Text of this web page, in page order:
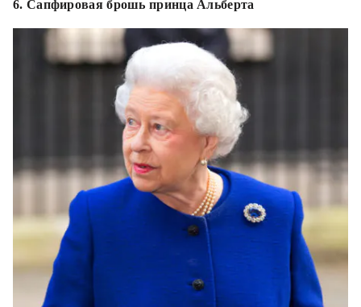
6. Сапфировая брошь принца Альберта